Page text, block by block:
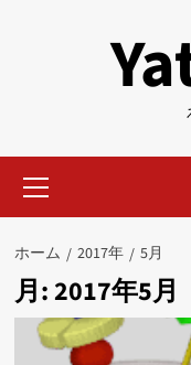
イ
ン
ニ
ュ
ー
ホーム 2017年 5月
月:2017年5月